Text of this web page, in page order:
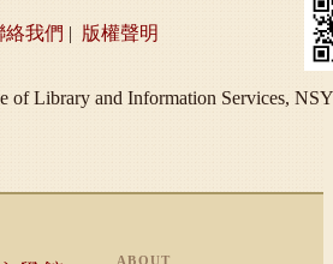
絡我們 | 版權聲明
of Library and Information Services,
ABOUT